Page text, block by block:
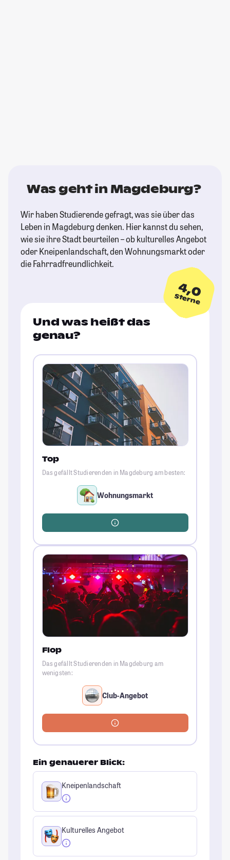
Was geht in Magdeburg?
Wir haben Studierende gefragt, was sie über das
Leben in Magdeburg denken. Hier kannst du sehen,
wie sie ihre Stadt beurteilen – ob kulturelles Angebot
oder Kneipenlandschaft, den Wohnungsmarkt oder
die Fahrradfreundlichkeit.
4,0
Sterne
Und was heißt das
genau?
Top
Das gefällt Studierenden in Magdeburg am besten:
Wohnungsmarkt
Flop
Das gefällt Studierenden in Magdeburg am
wenigsten:
Club-Angebot
Ein genauerer Blick:
Kneipenlandschaft
Kulturelles Angebot